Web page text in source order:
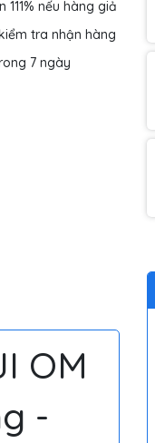
111% nếu hàng giả
tra nhận hàng
7 ngày
OM
-